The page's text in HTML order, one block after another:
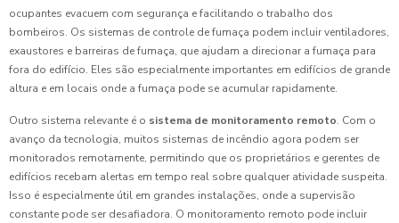
ocupantes evacuem com segurança e facilitando o trabalho dos
bombeiros. Os sistemas de controle de fumaça podem incluir ventiladores,
exaustores e barreiras de fumaça, que ajudam a direcionar a fumaça para
fora do edifício. Eles são especialmente importantes em edifícios de grande
altura e em locais onde a fumaça pode se acumular rapidamente.
Outro sistema relevante é o sistema de monitoramento remoto. Com o
avanço da tecnologia, muitos sistemas de incêndio agora podem ser
monitorados remotamente, permitindo que os proprietários e gerentes de
edifícios recebam alertas em tempo real sobre qualquer atividade suspeita.
Isso é especialmente útil em grandes instalações, onde a supervisão
constante pode ser desafiadora. O monitoramento remoto pode incluir